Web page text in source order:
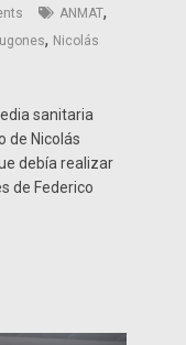
ANMAT,
, Nicolás
sanitaria
de Nicolás
debía realizar
de Federico